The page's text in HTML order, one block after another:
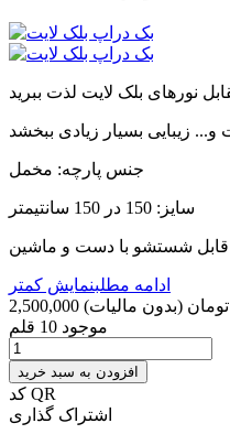
جنس پارچه: مخمل
سایز: 150 در 150 سانتیمتر
قابل شستشو با دست و ماشین
ادامه مطلبنمایش کمتر
2,500,000 تومان (بدون مالیات)
موجود 10 قلم
افزودن به سبد خرید
کد QR
اشتراک گذاری